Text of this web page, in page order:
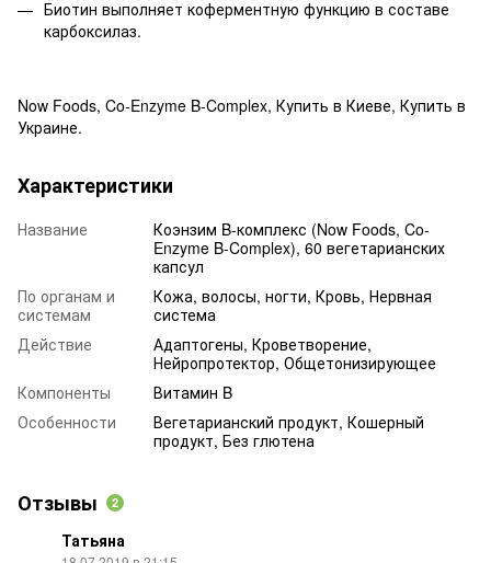
Биотин выполняет коферментную функцию в составе
карбоксилаз.
Now Foods, Co-Enzyme B-Complex, Купить в Киеве, Купить в
Украине.
Характеристики
Название
Коэнзим B-комплекс (Now Foods, Co-
Enzyme B-Complex), 60 вегетарианских
капсул
По органам и
системам
Кожа, волосы, ногти, Кровь, Нервная
система
Действие
Адаптогены, Кроветворение,
Нейропротектор, Общетонизирующее
Компоненты
Витамин B
Особенности
Вегетарианский продукт, Кошерный
продукт, Без глютена
Отзывы 2
Татьяна